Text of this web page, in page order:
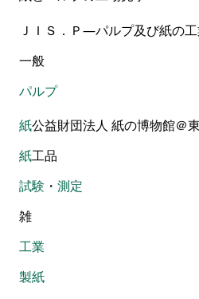
ＪＩＳ．Ｐ―パルプ及び紙の
一般
パルプ
紙公益財団法人 紙の博物館＠
紙工品
試験 ・ 測定
雑
工業
製紙